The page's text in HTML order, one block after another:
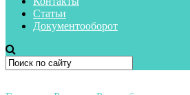
Статьи
Документооборот